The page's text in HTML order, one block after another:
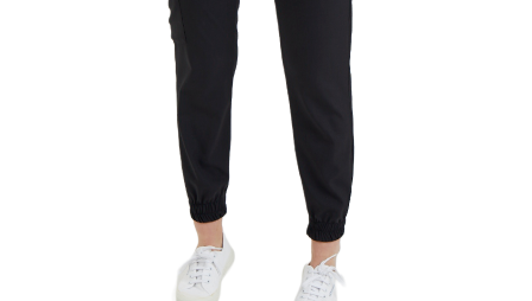
Klinik Destek Personeli & Sürekli İşçi
Sağlık Bölümü Öğrencileri
Teknik Hizmetler
Teknisyen & Teknikerler
Temizlik Personeli